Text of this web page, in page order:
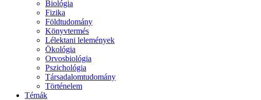
Biológia
Fizika
Földtudomány
Könyvtermés
Lélektani lelemények
Ökológia
Orvosbiológia
Pszichológia
Társadalomtudomány
Történelem
Témák